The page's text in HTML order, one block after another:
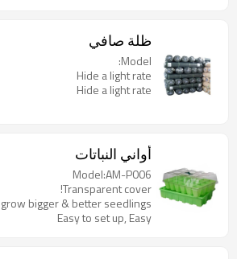
ظلة صافي
Model:
Hide a light rate
Hide a light rate
أواني النباتات
Model:AM-P006
Transparent cover!
bigger & better seedlings!
Easy to set up, Easy